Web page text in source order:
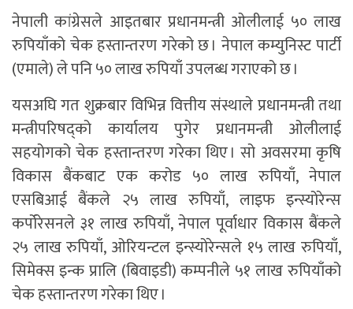
नेपाली कांग्रेसले आइतबार प्रधानमन्त्री ओलीलाई ५० लाख
रुपियाँको चेक हस्तान्तरण गरेको छ । नेपाल कम्युनिस्ट पार्टी
(एमाले) ले पनि ५० लाख रुपियाँ उपलब्ध गराएको छ ।
यसअघि गत शुक्रबार विभिन्न वित्तीय संस्थाले प्रधानमन्त्री तथा
मन्त्रीपरिषद्को कार्यालय पुगेर प्रधानमन्त्री ओलीलाई
सहयोगको चेक हस्तान्तरण गरेका थिए । सो अवसरमा कृषि
विकास बैंकबाट एक करोड ५० लाख रुपियाँ, नेपाल
एसबिआई बैंकले २५ लाख रुपियाँ, लाइफ इन्स्योरेन्स
कर्पोरेसनले ३१ लाख रुपियाँ, नेपाल पूर्वाधार विकास बैंकले
२५ लाख रुपियाँ, ओरियन्टल इन्स्योरेन्सले १५ लाख रुपियाँ,
सिमेक्स इन्क प्रालि (बिवाइडी) कम्पनीले ५१ लाख रुपियाँको
चेक हस्तान्तरण गरेका थिए ।